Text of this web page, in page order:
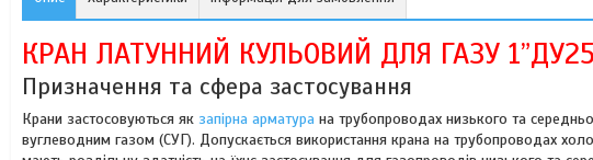
КРАН ЛАТУННИЙ КУЛЬОВИЙ ДЛЯ ГАЗУ 1”ДУ25
Призначення та сфера застосування
Крани застосовуються як запірна арматура на трубопроводах низького та
вуглеводним газом (СУГ). Допускається використання крана на трубопроводах